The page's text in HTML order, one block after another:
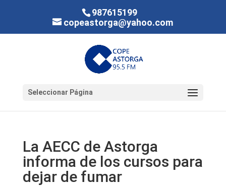
987615199
copeastorga@yahoo.com
Seleccionar Página
La AECC de Astorga
informa de los cursos para
dejar de fumar